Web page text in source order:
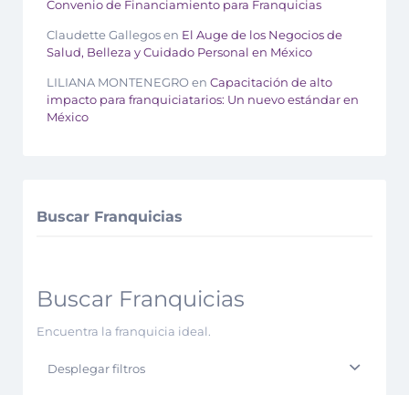
Convenio de Financiamiento para Franquicias
Claudette Gallegosen El Auge de los Negocios de
Salud, Belleza y Cuidado Personal en México
LILIANA MONTENEGROen Capacitación de alto
impacto para franquiciatarios: Un nuevo estándar en
México
Buscar Franquicias
Buscar Franquicias
Encuentra la franquicia ideal.
Desplegar filtros